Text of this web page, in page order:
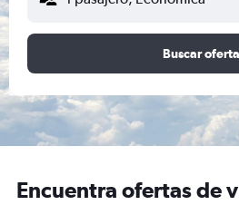
Buscar
Encuentra ofertas de